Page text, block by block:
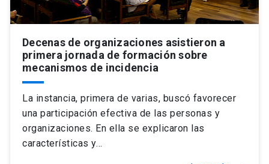
Decenas de organizaciones asistieron a
primera jornada de formación sobre
mecanismos de incidencia
La instancia, primera de varias, buscó favorecer
una participación efectiva de las personas y
organizaciones. En ella se explicaron las
características y…